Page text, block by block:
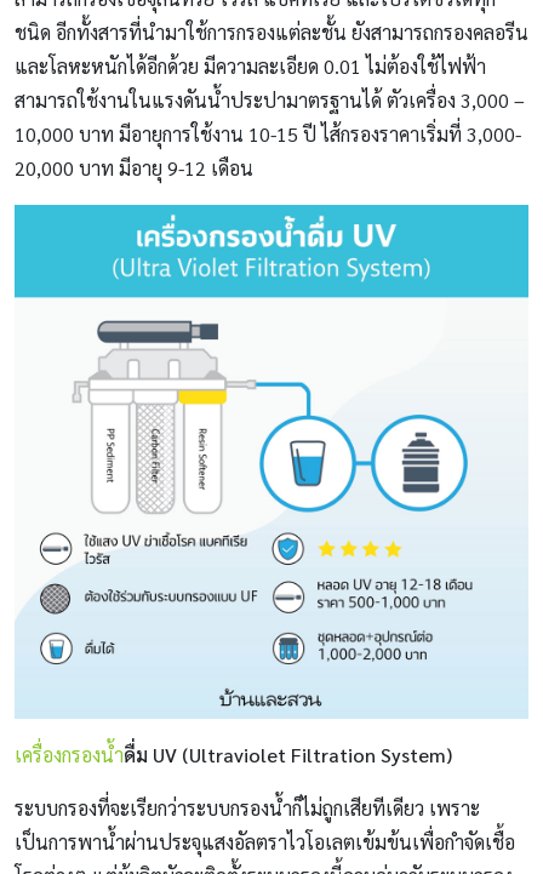
ชนิด อีกทั้งสารที่นำมาใช้การกรองแต่ละชั้น ยังสามารถกรองคลอรีน
และโลหะหนักได้อีกด้วย มีความละเอียด 0.01 ไม่ต้องใช้ไฟฟ้า
สามารถใช้งานในแรงดันน้ำประปามาตรฐานได้ ตัวเครื่อง 3,000 –
10,000 บาท มีอายุการใช้งาน 10-15 ปี ไส้กรองราคาเริ่มที่ 3,000-
20,000 บาท มีอายุ 9-12 เดือน
เครื่องกรองน้ำดื่ม UV (Ultraviolet Filtration System)
ระบบกรองที่จะเรียกว่าระบบกรองน้ำก็ไม่ถูกเสียทีเดียว เพราะ
เป็นการพาน้ำผ่านประจุแสงอัลตราไวโอเลตเข้มข้นเพื่อกำจัดเชื้อ